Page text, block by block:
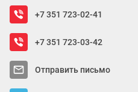
+7 351 723-02-41
+7 351 723-03-42
Отправить письмо